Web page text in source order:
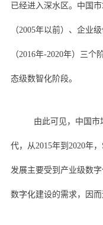
已经进入深水区。中国
（2005年以前）、企业
（2016年-2020年）三
态级数智化阶段。
由此可见，中国
代，从2015年到2020年
发展主要受到产业级数
数字化建设的需求，因而